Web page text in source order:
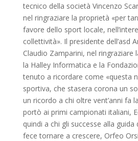
tecnico della società Vincenzo
nel ringraziare la proprietà «per
favore dello sport locale,
collettività». Il presidente dell’asd
Claudio Zamparini, nel ringraziare
la Halley Informatica e la
tenuto a ricordare come «questa
sportiva, che stasera corona un
un ricordo a chi oltre vent’anni fa
portò ai primi campionati italiani,
quindi a chi gli successe alla guida
fece tornare a crescere, Orfeo